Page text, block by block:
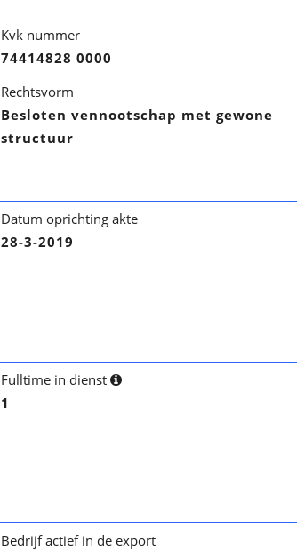
Kvk nummer
74414828 0000
Rechtsvorm
Besloten vennootschap met gewone
structuur
Datum oprichting akte
28-3-2019
Fulltime in dienst
1
Bedrijf actief in de export